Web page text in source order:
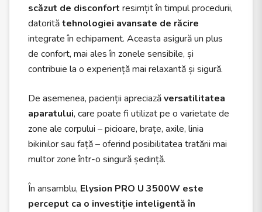
scăzut de disconfort resimțit în timpul procedurii,
datoritătehnologiei avansate de răcire
integrate în echipament. Aceasta asigură un plus
de confort, mai ales în zonele sensibile, și
contribuie la o experiență mai relaxantă și sigură.
De asemenea, pacienții apreciazăversatilitatea
aparatului, care poate fi utilizat pe o varietate de
zone ale corpului – picioare, brațe, axile, linia
bikinilor sau față – oferind posibilitatea tratării mai
multor zone într-o singură ședință.
În ansamblu, Elysion PRO U 3500W este
perceput ca o investiție inteligentă în